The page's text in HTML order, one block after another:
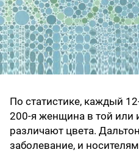
По статистике, каждый
200-я женщина в той или
различают цвета.
заболевание, и